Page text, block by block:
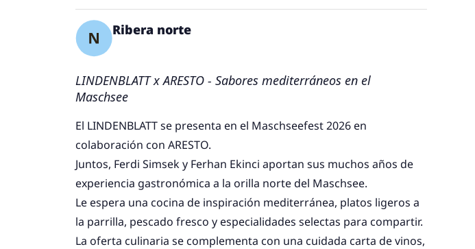
Ribera norte
LINDENBLATT x ARESTO - Sabores mediterráneos en el
Maschsee
El LINDENBLATT se presenta en el Maschseefest 2026 en
colaboración con ARESTO.
Juntos, Ferdi Simsek y Ferhan Ekinci aportan sus muchos años de
experiencia gastronómica a la orilla norte del Maschsee.
Le espera una cocina de inspiración mediterránea, platos ligeros a
la parrilla, pescado fresco y especialidades selectas para compartir.
La oferta culinaria se complementa con una cuidada carta de vinos,